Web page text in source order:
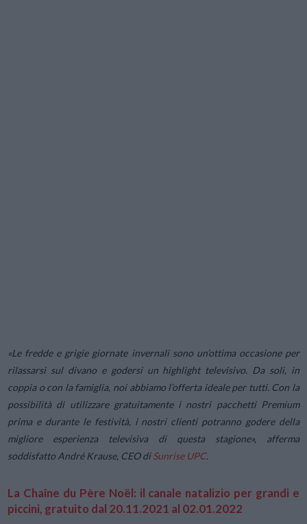
«Le fredde e grigie giornate invernali sono un’ottima occasione per
rilassarsi sul divano e godersi un highlight televisivo. Da soli, in
coppia o con la famiglia, noi abbiamo l’offerta ideale per tutti. Con la
possibilità di utilizzare gratuitamente i nostri pacchetti Premium
prima e durante le festività, i nostri clienti potranno godere della
migliore esperienza televisiva di questa stagione», afferma
soddisfatto André Krause, CEO diSunrise UPC.
La Chaîne du Père Noël: il canale natalizio per grandi e
piccini, gratuito dal 20.11.2021 al 02.01.2022